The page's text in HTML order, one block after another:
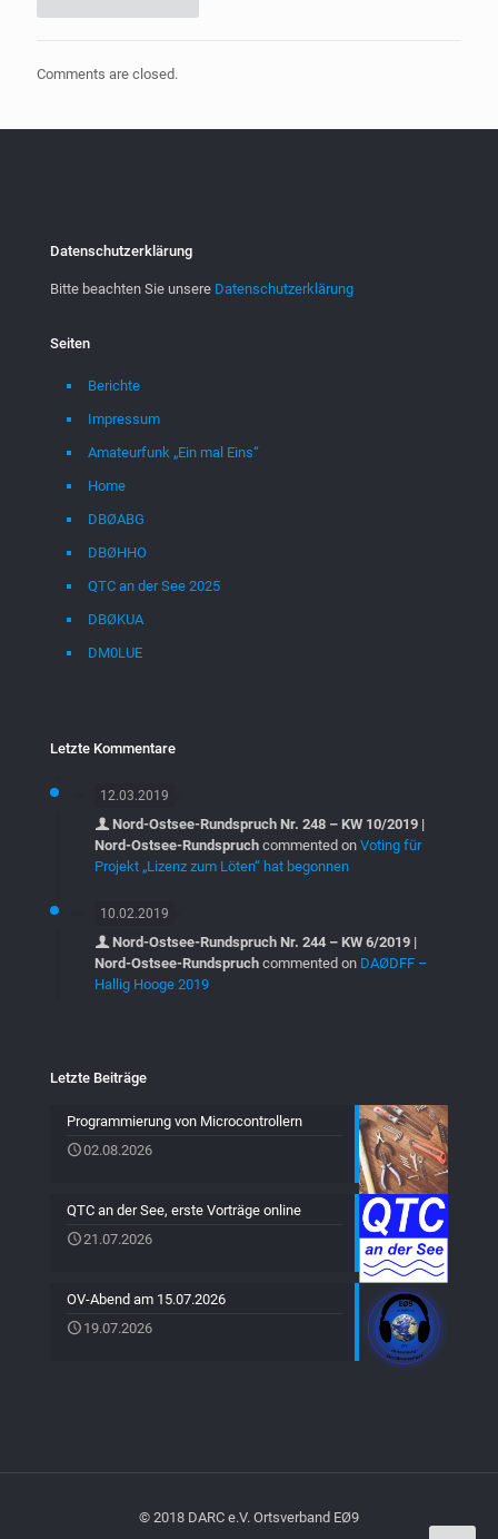
Comments are closed.
Datenschutzerklärung
Bitte beachten Sie unsere Datenschutzerklärung
Seiten
Berichte
Impressum
Amateurfunk „Ein mal Eins“
Home
DBØABG
DBØHHO
QTC an der See 2025
DBØKUA
DM0LUE
Letzte Kommentare
12.03.2019
Nord-Ostsee-Rundspruch Nr. 248 – KW 10/2019 |
Nord-Ostsee-Rundspruch commented on Voting für
Projekt „Lizenz zum Löten“ hat begonnen
10.02.2019
Nord-Ostsee-Rundspruch Nr. 244 – KW 6/2019 |
Nord-Ostsee-Rundspruch commented on DAØDFF –
Hallig Hooge 2019
Letzte Beiträge
Programmierung von Microcontrollern
02.08.2026
QTC an der See, erste Vorträge online
21.07.2026
OV-Abend am 15.07.2026
19.07.2026
© 2018 DARC e.V. Ortsverband EØ9